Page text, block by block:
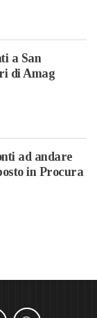
a San
di Amag
ad andare
in Procura